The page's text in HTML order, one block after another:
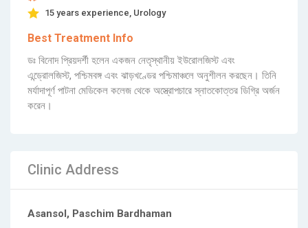
15 years experience, Urology
Best Treatment Info
ডঃ বিনোদ প্রিয়দর্শী হলেন একজন নেতৃস্থানীয় ইউরোলজিস্ট এবং
এন্ড্রোলজিস্ট, পশ্চিমবঙ্গ এবং ঝাড়খণ্ডের পশ্চিমাঞ্চলে অনুশীলন করছেন। তিনি
মর্যাদাপূর্ণ পাটনা মেডিকেল কলেজ থেকে অস্ত্রোপচারে স্নাতকোত্তর ডিগ্রি অর্জন
করেন।
Clinic Address
Asansol, Paschim Bardhaman